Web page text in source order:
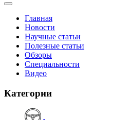
Главная
Новости
Научные статьи
Полезные статьи
Обзоры
Специальности
Видео
Категории